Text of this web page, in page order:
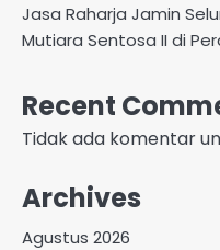
Jasa Raharja Jamin
Mutiara Sentosa II di
Recent
Tidak ada komentar
Archives
Agustus 2026